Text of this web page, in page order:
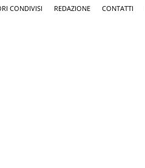
CONDIVISI REDAZIONE CONTATTI